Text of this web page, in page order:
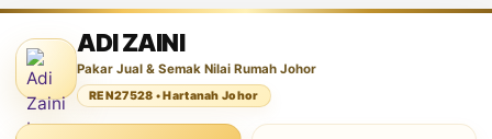
ADI ZAINI
Pakar Jual & Semak Nilai Rumah Johor
REN27528 • Hartanah Johor